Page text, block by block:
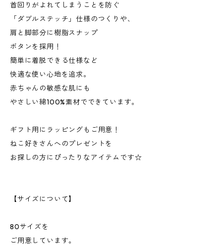
首回りがよれてしまうことを防ぐ
「ダブルステッチ」仕様のつくりや、
肩と脚部分に樹脂スナップ
ボタンを採用！
簡単に着脱できる仕様など
快適な使い心地を追求。
赤ちゃんの敏感な肌にも
やさしい綿100%素材でできています。
ギフト用にラッピングもご用意！
ねこ好きさんへのプレゼントを
お探しの方にぴったりなアイテムです☆
【サイズについて】
80サイズを
ご用意しています。